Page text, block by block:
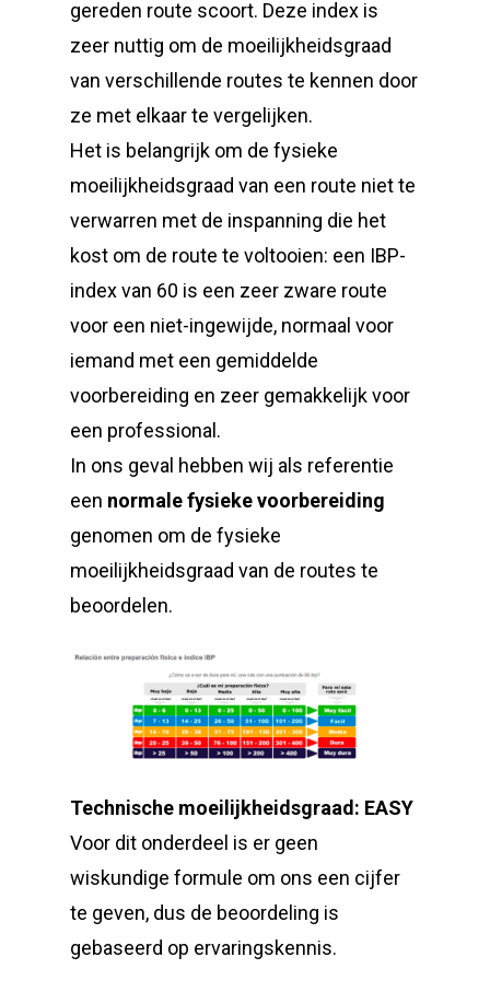
gereden route scoort. Deze index is
zeer nuttig om de moeilijkheidsgraad
van verschillende routes te kennen door
ze met elkaar te vergelijken.
Het is belangrijk om de fysieke
moeilijkheidsgraad van een route niet te
verwarren met de inspanning die het
kost om de route te voltooien: een IBP-
index van 60 is een zeer zware route
voor een niet-ingewijde, normaal voor
iemand met een gemiddelde
voorbereiding en zeer gemakkelijk voor
een professional.
In ons geval hebben wij als referentie
een normale fysieke voorbereiding
genomen om de fysieke
moeilijkheidsgraad van de routes te
beoordelen.
Technische moeilijkheidsgraad: EASY
Voor dit onderdeel is er geen
wiskundige formule om ons een cijfer
te geven, dus de beoordeling is
gebaseerd op ervaringskennis.